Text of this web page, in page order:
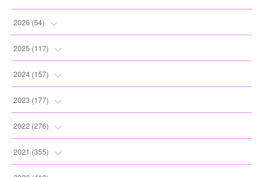
2026 (54)
(2)
(5)
(7)
(11
2025 (117)
(11
(12
(12
(13
2024(157)
(13
(13
(10
(13
2023 (177)
(20
(10
(11
2022 (276)
(17
2021 (355)